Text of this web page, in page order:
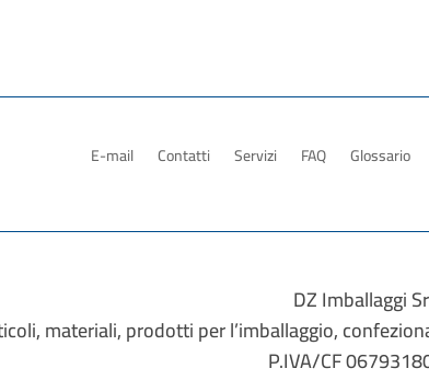
E-mail Contatti Servizi FAQ Glossario
DZ Imballaggi
materiali, prodotti per l’imballaggio,
P.IVA/CF